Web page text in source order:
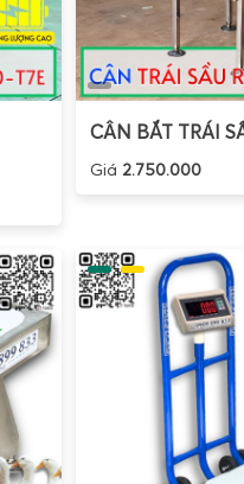
CÂN BẮT TRÁI
Giá 2.750.000